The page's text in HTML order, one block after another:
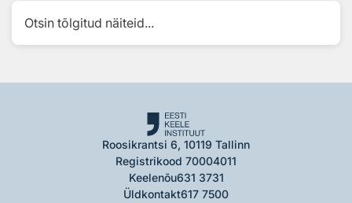
Otsin tõlgitud näiteid...
Roosikrantsi 6, 10119 Tallinn
Registrikood 70004011
Keelenõu631 3731
Üldkontakt617 7500